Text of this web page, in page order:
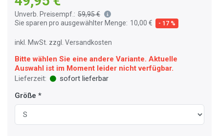
Unverb. Preisempf.: 59,95 €
Sie sparen pro ausgewählter Menge: 10,00 € - 17 %
inkl. MwSt. zzgl. Versandkosten
Bitte wählen Sie eine andere Variante. Aktuelle
Auswahl ist im Moment leider nicht verfügbar.
Lieferzeit:
sofort lieferbar
Größe